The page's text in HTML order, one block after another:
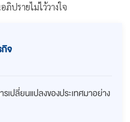
ปรายไม่ไว้วางใจ
จ
เปลี่ยนแปลงของประเทศมาอย่าง